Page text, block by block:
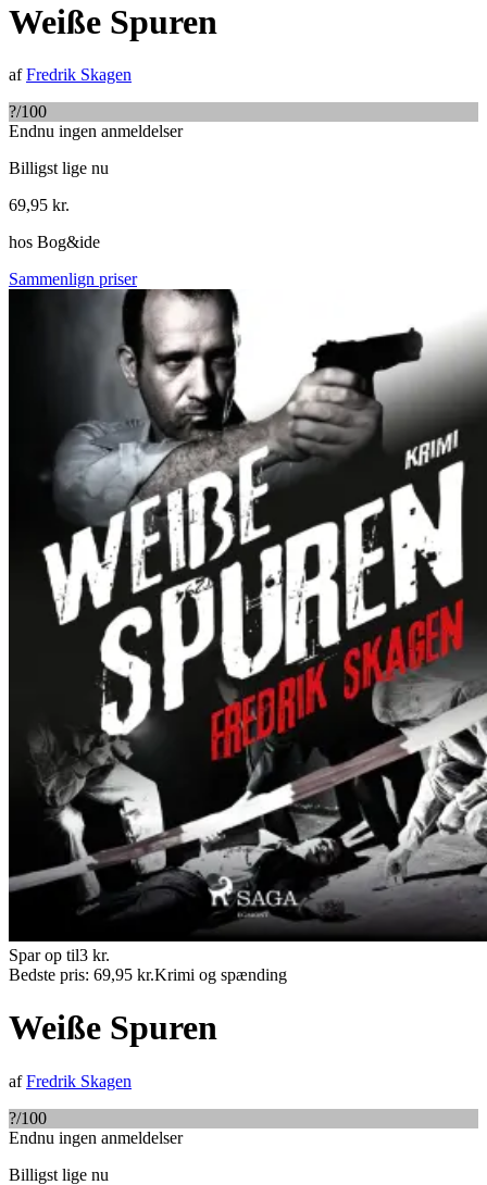
Weiße Spuren
afFredrik Skagen
?/100
Endnu ingen anmeldelser
Billigst lige nu
69,95 kr.
hos Bog&ide
Sammenlign priser
Spar op til3 kr.
Bedste pris: 69,95 kr.Krimi og spænding
Weiße Spuren
afFredrik Skagen
?/100
Endnu ingen anmeldelser
Billigst lige nu